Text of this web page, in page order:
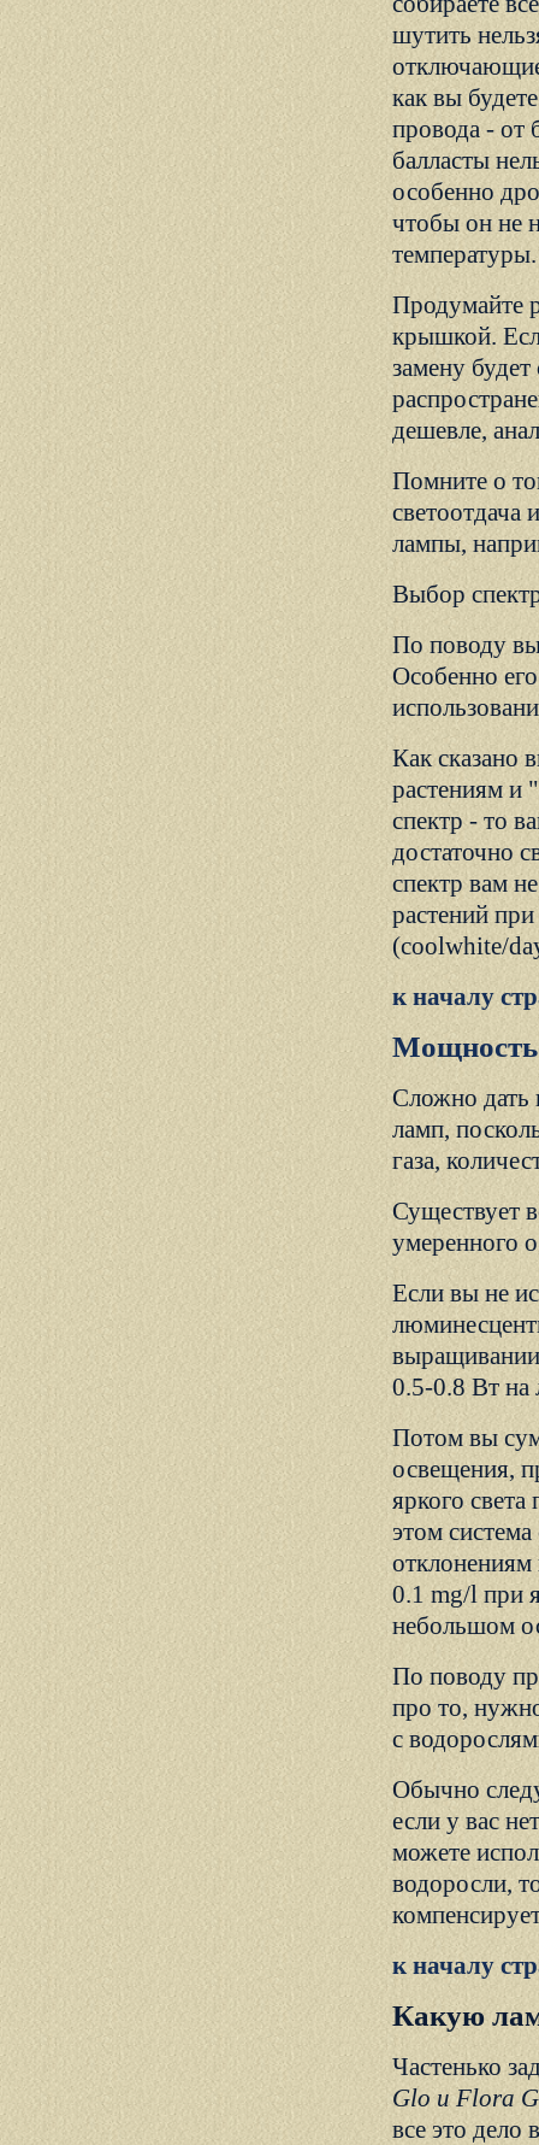
шутить
как вы
провода - от
балласты
особенно
чтобы он не
температуры.
Продумайте
крышкой.
замену
дешевле,
Помните о
светоотдача
лампы,
Выбор
По поводу
Особенно
Как сказано
растениям и
спектр - то
достаточно
спектр вам
растений
(coolwhite/
к началу
Мощность
Сложно дать
ламп,
газа,
Существует
умеренного
Если вы не
0.5-0.8 Вт на
Потом вы
освещения,
яркого
этом
отклонениям
0.1 mg/l при
небольшом
По поводу
про то,
с
Обычно
если у вас
можете
водоросли,
к началу
Какую
Частенько
Glo и Flora
все это дело